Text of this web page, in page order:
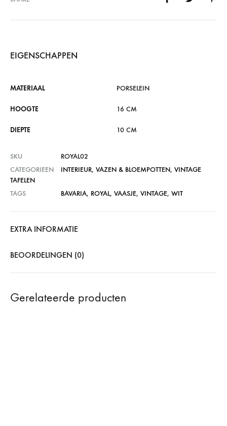
EIGENSCHAPPEN
MATERIAAL PORSELEIN
HOOGTE 16 CM
DIEPTE 10 CM
SKU
ROYAL02
CATEGORIEEN
INTERIEUR, VAZEN & BLOEMPOTTEN, VINTAGE
TAFELEN
TAGS
BAVARIA, ROYAL, VAASJE, VINTAGE, WIT
EXTRA INFORMATIE
BEOORDELINGEN (0)
Gerelateerde producten